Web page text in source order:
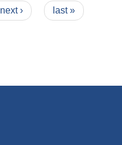
next › last »